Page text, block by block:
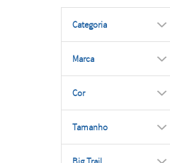
Categoria
Marca
Cor
Tamanho